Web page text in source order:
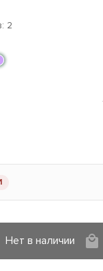
2
Нет в наличии